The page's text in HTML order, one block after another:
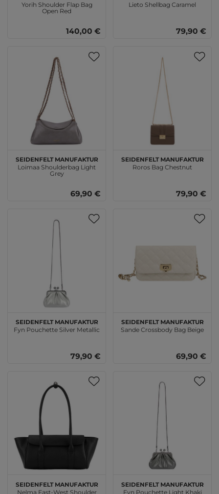
Yorih Shoulder Flap Bag
Open Red
140,00 €
Lieto Shellbag Caramel
79,90 €
SEIDENFELT MANUFAKTUR
Loimaa Shoulderbag Light
Grey
69,90 €
SEIDENFELT MANUFAKTUR
Roros Bag Chestnut
79,90 €
SEIDENFELT MANUFAKTUR
Fyn Pouchette Silver Metallic
79,90 €
SEIDENFELT MANUFAKTUR
Sande Crossbody Bag Beige
69,90 €
SEIDENFELT MANUFAKTUR
Nelma East-West Shoulder
SEIDENFELT MANUFAKTUR
Fyn Pouchette Light Khaki